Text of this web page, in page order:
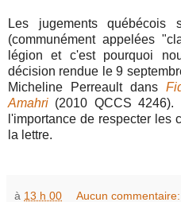
Les jugements québécois
(communément appelées
légion et c'est pourquoi
décision rendue le 9
Micheline Perreault dans
Amahri (2010 QCCS
l'importance de respecter les
la lettre.
à 13 h 00 Aucun commentaire: